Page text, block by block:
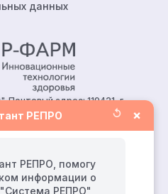
данных
адрес: 119421, г.
д.111, корп.1, этаж 5, ком.128.
123154, Москва, ул.
принимать претензии от
«Р-Фарм Косметикс»
165 10 75
направления заявления о
РЕПРО ↺ ×
РЕПРО, помогу
информации о